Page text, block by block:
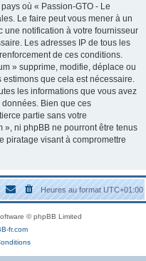
où « Passion-GTO - Le
Le faire peut vous mener à un
une notification à votre fournisseur
Les adresses IP de tous les
de ces conditions.
» supprime, modifie, déplace ou
que cela est nécessaire.
les informations que vous avez
Bien que ces
partie sans votre
», ni phpBB ne pourront être tenus
piratage visant à compromettre
Heures au formatUTC+01:00
© phpBB Limited
fr.com